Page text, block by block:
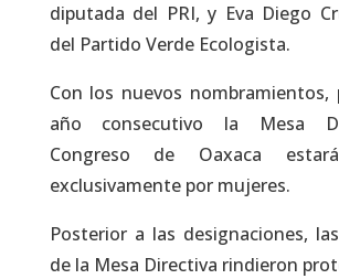
diputada del PRI, y Eva Diego
del Partido Verde Ecologista.
Con los nuevos nombramientos,
año consecutivo la Mesa
Congreso de Oaxaca
exclusivamente por mujeres.
Posterior a las designaciones,
de la Mesa Directiva rindieron